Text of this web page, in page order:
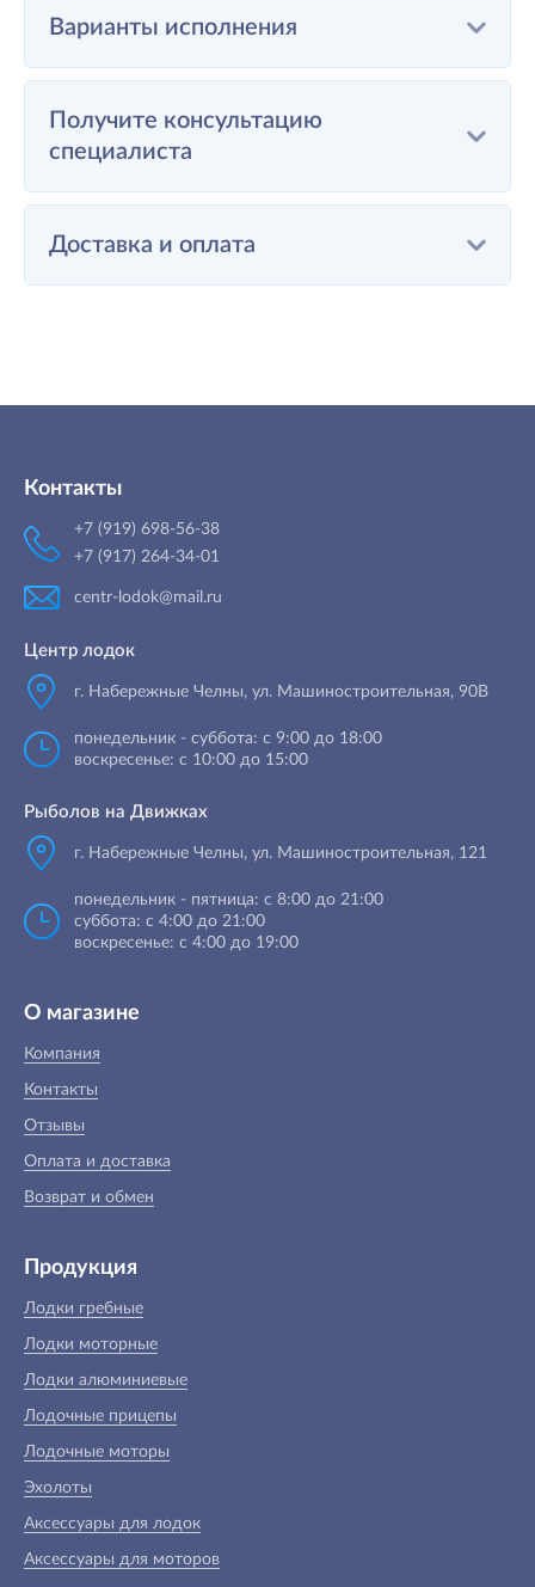
Варианты исполнения
Получите консультацию
специалиста
Доставка и оплата
Контакты
+7 (919) 698-56-38
+7 (917) 264-34-01
centr-lodok@mail.ru
Центр лодок
г. Набережные Челны, ул. Машиностроительная, 90B
понедельник - суббота: с 9:00 до 18:00
воскресенье: с 10:00 до 15:00
Рыболов на Движках
г. Набережные Челны, ул. Машиностроительная, 121
понедельник - пятница: с 8:00 до 21:00
суббота: с 4:00 до 21:00
воскресенье: с 4:00 до 19:00
О магазине
Компания
Контакты
Отзывы
Оплата и доставка
Возврат и обмен
Продукция
Лодки гребные
Лодки моторные
Лодки алюминиевые
Лодочные прицепы
Лодочные моторы
Эхолоты
Аксессуары для лодок
Аксессуары для моторов